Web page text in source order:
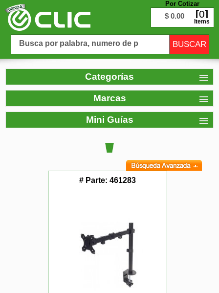
Por Cotizar
$ 0.00 0
Items
Categorías
Marcas
Mini Guías
# Parte: 461283